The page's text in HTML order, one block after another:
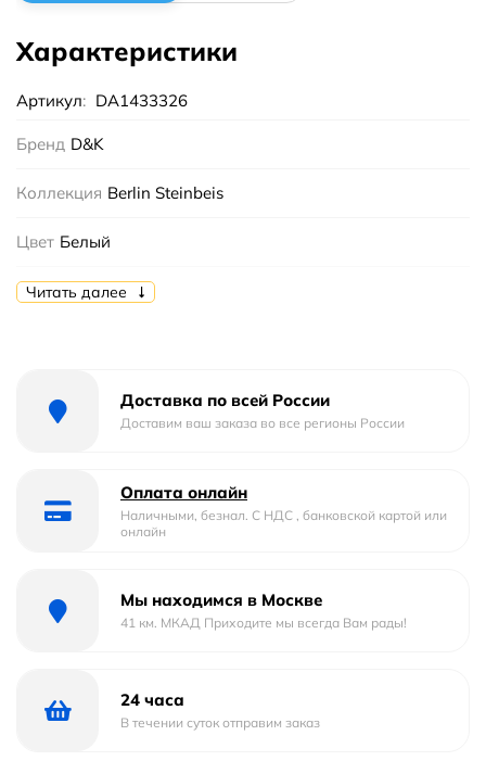
Характеристики
Артикул: DA1433326
Бренд D&K
Коллекция Berlin Steinbeis
Цвет Белый
Материал латунь
Керамический
Длина шланга 150
Стандарт подводки
Длина излива 33 м
Гарантийный срок 5 лет
Читать далее
Доставка по всей России
Доставим ваш заказа во все регионы России
Оплата онлайн
Наличными, безнал. С НДС , банковской картой или
онлайн
Мы находимся в Москве
41 км. МКАД Приходите мы всегда Вам рады!
24 часа
В течении суток отправим заказ